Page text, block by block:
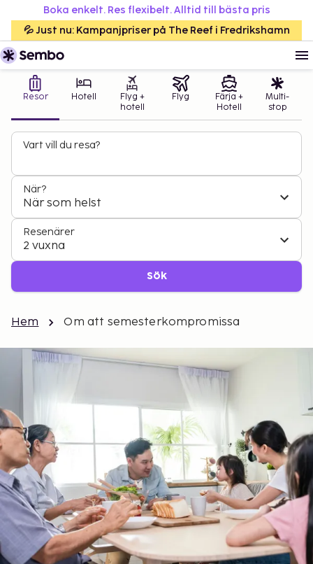
Boka enkelt. Res flexibelt. Alltid till bästa pris
💦 Just nu: Kampanjpriser på The Reef i Fredrikshamn
Resor Hotell
Flyg +
hotell
Flyg
Färja +
Hotell
Multi-
stop
Vart vill du resa?
När?
När som helst
Resenärer
2 vuxna
Sök
Hem Om att semesterkompromissa